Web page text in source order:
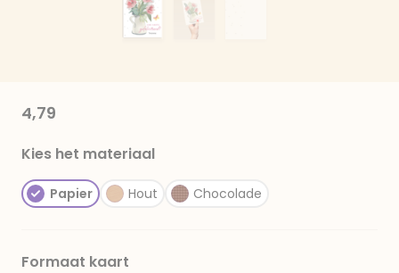
4,79
Kies het materiaal
Papier Hout Chocolade
Formaat kaart